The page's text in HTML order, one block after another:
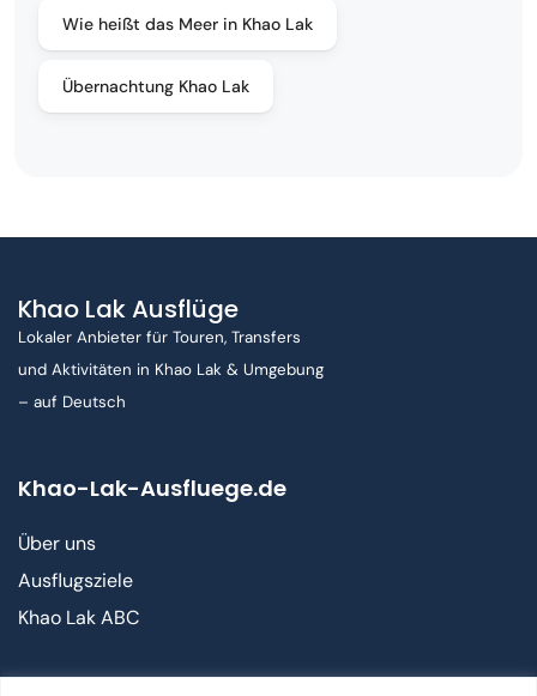
Wie heißt das Meer in Khao Lak
Übernachtung Khao Lak
Khao Lak Ausflüge
Lokaler Anbieter für Touren, Transfers
und Aktivitäten in Khao Lak & Umgebung
– auf Deutsch
Khao-Lak-Ausfluege.de
Über uns
Ausflugsziele
Khao Lak ABC